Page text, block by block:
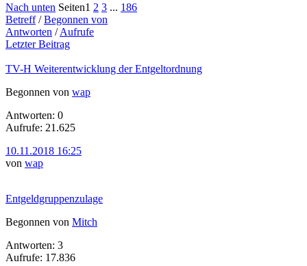
Nach unten Seiten1 2 3 ... 186
Betreff/Begonnen von
Antworten /Aufrufe
Letzter Beitrag
TV-H Weiterentwicklung der Entgeltordnung
Begonnen von wap
Antworten: 0
Aufrufe: 21.625
10.11.2018 16:25
von wap
Entgeldgruppenzulage
Begonnen von Mitch
Antworten: 3
Aufrufe: 17.836